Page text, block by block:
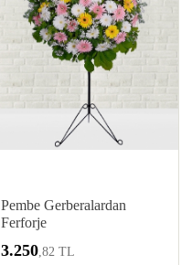
Pembe Gerberalardan
Ferforje
3.250 ,82 TL